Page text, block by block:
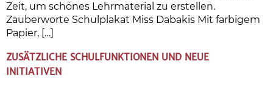
Zeit, um schönes Lehrmaterial zu erstellen.
Zauberworte Schulplakat Miss Dabakis Mit farbigem
Papier, […]
ZUSÄTZLICHE SCHULFUNKTIONEN UND NEUE
INITIATIVEN